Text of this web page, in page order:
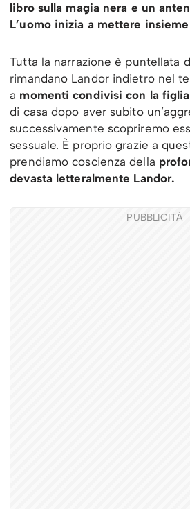
libro sulla magia nera e un
L’uomo inizia a mettere
Tutta la narrazione è puntellata
rimandano Landor indietro nel
a momenti condivisi con la
di casa dopo aver subito
successivamente scopriremo
sessuale. È proprio grazie a
prendiamo coscienza della
devasta letteralmente Landor.
PUBBLICITÀ